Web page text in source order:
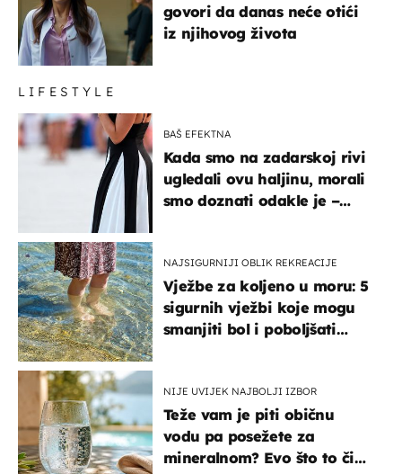
govori da danas neće otići
iz njihovog života
LIFESTYLE
BAŠ EFEKTNA
Kada smo na zadarskoj rivi
ugledali ovu haljinu, morali
smo doznati odakle je –
NAJSIGURNIJI OBLIK REKREACIJE
Vježbe za koljeno u moru: 5
sigurnih vježbi koje mogu
smanjiti bol i poboljšati
NIJE UVIJEK NAJBOLJI IZBOR
Teže vam je piti običnu
vodu pa posežete za
mineralnom? Evo što to čini